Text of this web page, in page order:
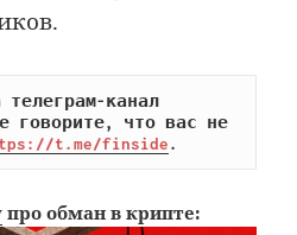
телеграм-канал
говорите, что вас не
t.me/finside.
про обман в крипте: